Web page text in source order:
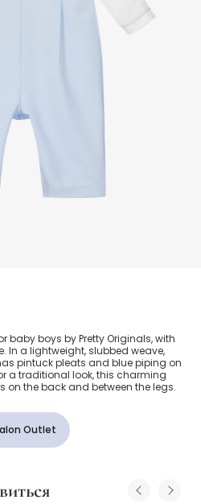
Romper
baby boys by Pretty Originals, with
In a lightweight, slubbed weave,
pintuck pleats and blue piping on
a traditional look, this charming
on the back and between the legs.
Outlet